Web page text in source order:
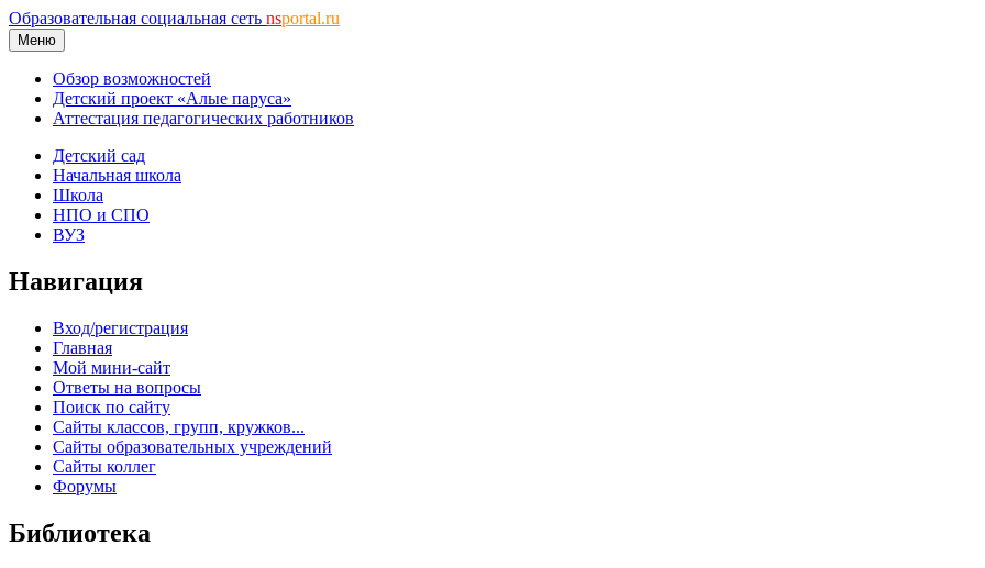
Образовательная социальная сеть nsportal.ru
Меню
Обзор возможностей
Детский проект «Алые паруса»
Аттестация педагогических работников
Детский сад
Начальная школа
Школа
НПО и СПО
ВУЗ
Навигация
Вход/регистрация
Главная
Мой мини-сайт
Ответы на вопросы
Поиск по сайту
Сайты классов, групп, кружков...
Сайты образовательных учреждений
Сайты коллег
Форумы
Библиотека